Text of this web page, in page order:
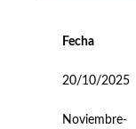
Fecha
20/10/2025
Noviembre-